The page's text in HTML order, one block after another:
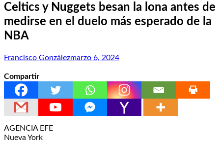
Celtics y Nuggets besan la lona antes de
medirse en el duelo más esperado de la
NBA
Francisco Gonzálezmarzo 6, 2024
Compartir
AGENCIA EFE
Nueva York